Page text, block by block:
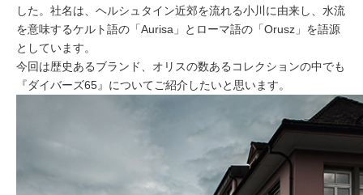
した。社名は、ヘルシュタイン近郊を流れる小川に由来し、水流
を意味するケルト語の「Aurisa」とローマ語の「Orusz」を語源
としています。
今回は歴史あるブランド、オリスの数あるコレクションの中でも
『ダイバーズ65』についてご紹介したいと思います。